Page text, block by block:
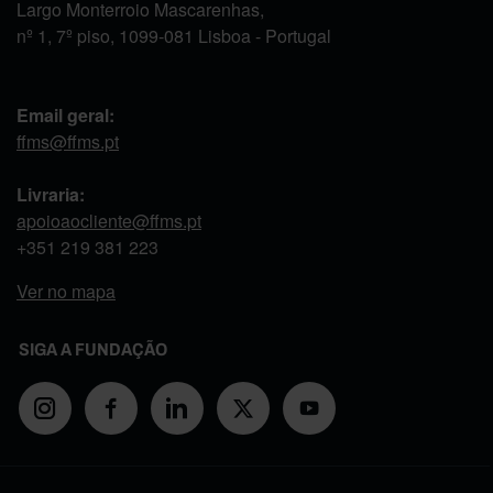
Largo Monterroio Mascarenhas,
nº 1, 7º piso, 1099-081 Lisboa - Portugal
Email geral:
ffms@ffms.pt
Livraria:
apoioaocliente@ffms.pt
+351 219 381 223
Ver no mapa
SIGA A FUNDAÇÃO